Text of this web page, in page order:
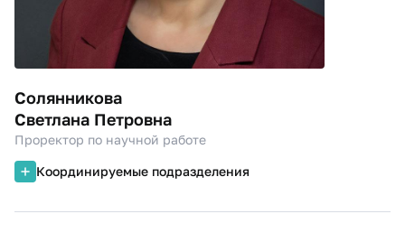
Солянникова
Светлана Петровна
Проректор по научной работе
Координируемые подразделения